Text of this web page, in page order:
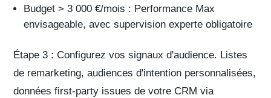
Budget > 3 000 €/mois : Performance Max
envisageable, avec supervision experte obligatoire
Étape 3 : Configurez vos signaux d'audience. Listes
de remarketing, audiences d'intention personnalisées,
données first-party issues de votre CRM via